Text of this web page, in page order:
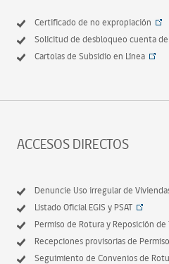
Certificado de no expropiación
Solicitud de desbloqueo cuenta
Cartolas de Subsidio en Línea
ACCESOS DIRECTOS
Denuncie Uso irregular de
Listado Oficial EGIS y PSAT
Permiso de Rotura y Reposición de
Recepciones provisorias de
Seguimiento de Convenios de